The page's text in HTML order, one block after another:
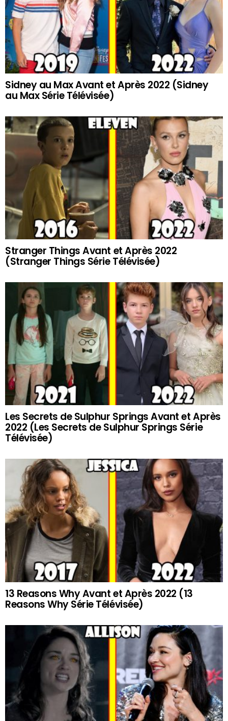
Sidney au Max Avant et Après 2022 (Sidney
au Max Série Télévisée)
Stranger Things Avant et Après 2022
(Stranger Things Série Télévisée)
Les Secrets de Sulphur Springs Avant et Après
2022 (Les Secrets de Sulphur Springs Série
Télévisée)
13 Reasons Why Avant et Après 2022 (13
Reasons Why Série Télévisée)